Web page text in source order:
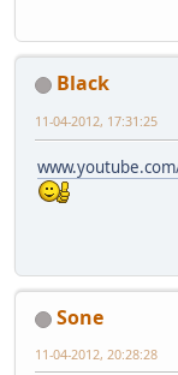
Black
11-04-2012, 17:31:25
Sone
11-04-2012, 20:28:28